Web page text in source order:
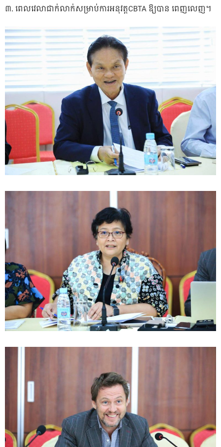
៣. ពេលវេលាជាក់លាក់សម្រាប់ការអនុវត្តCBTA ឱ្យបាន ពេញលេញ។